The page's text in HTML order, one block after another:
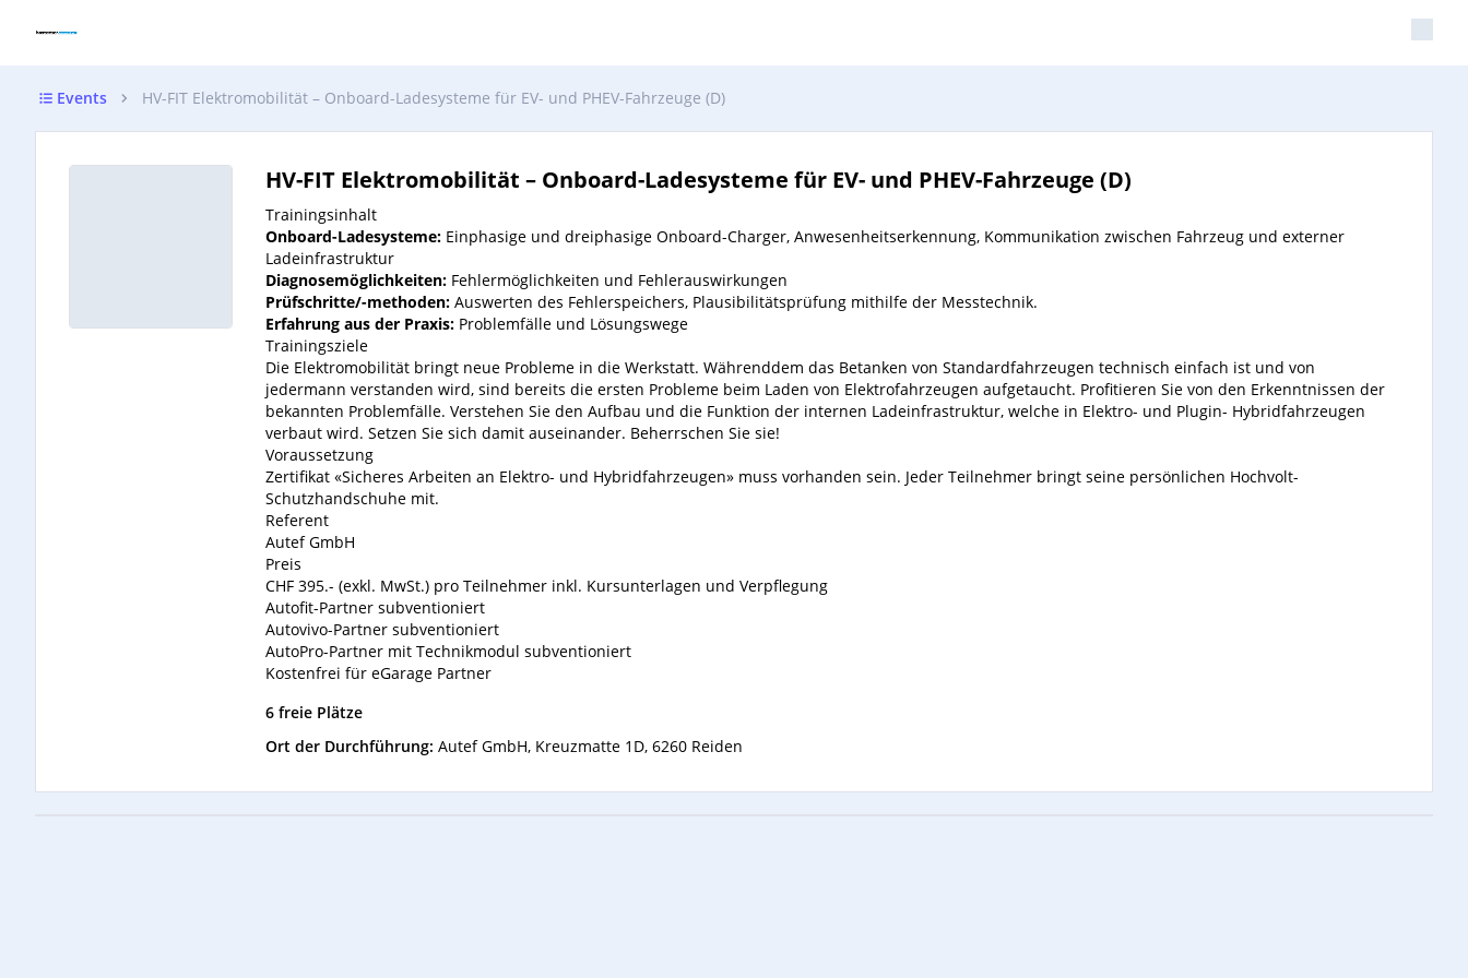
Events HV-FIT Elektromobilität – Onboard-Ladesysteme für EV- und PHEV-Fahrzeuge (D)
HV-FIT Elektromobilität – Onboard-Ladesysteme für EV- und PHEV-Fahrzeuge (D)
Trainingsinhalt
Onboard-Ladesysteme: Einphasige und dreiphasige Onboard-Charger, Anwesenheitserkennung, Kommunikation zwischen Fahrzeug und externer
Ladeinfrastruktur
Diagnosemöglichkeiten: Fehlermöglichkeiten und Fehlerauswirkungen
Prüfschritte/-methoden: Auswerten des Fehlerspeichers, Plausibilitätsprüfung mithilfe der Messtechnik.
Erfahrung aus der Praxis: Problemfälle und Lösungswege
Trainingsziele
Die Elektromobilität bringt neue Probleme in die Werkstatt. Währenddem das Betanken von Standardfahrzeugen technisch einfach ist und von
jedermann verstanden wird, sind bereits die ersten Probleme beim Laden von Elektrofahrzeugen aufgetaucht. Profitieren Sie von den Erkenntnissen der
bekannten Problemfälle. Verstehen Sie den Aufbau und die Funktion der internen Ladeinfrastruktur, welche in Elektro- und Plugin- Hybridfahrzeugen
verbaut wird. Setzen Sie sich damit auseinander. Beherrschen Sie sie!
Voraussetzung
Zertifikat «Sicheres Arbeiten an Elektro- und Hybridfahrzeugen» muss vorhanden sein. Jeder Teilnehmer bringt seine persönlichen Hochvolt-
Schutzhandschuhe mit.
Referent
Autef GmbH
Preis
CHF 395.- (exkl. MwSt.) pro Teilnehmer inkl. Kursunterlagen und Verpflegung
Autofit-Partner subventioniert
Autovivo-Partner subventioniert
AutoPro-Partner mit Technikmodul subventioniert
Kostenfrei für eGarage Partner
6 freie Plätze
Ort der Durchführung: Autef GmbH, Kreuzmatte 1D, 6260 Reiden